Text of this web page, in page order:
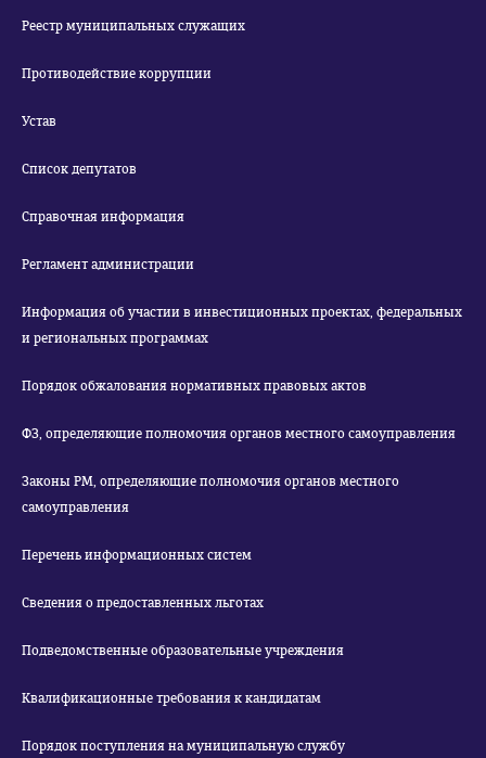
Реестр муниципальных служащих
Противодействие коррупции
Устав
Список депутатов
Справочная информация
Регламент администрации
Информация об участии в инвестиционных проектах, федеральных
и региональных программах
Порядок обжалования нормативных правовых актов
ФЗ, определяющие полномочия органов местного самоуправления
Законы РМ, определяющие полномочия органов местного
самоуправления
Перечень информационных систем
Сведения о предоставленных льготах
Подведомственные образовательные учреждения
Квалификационные требования к кандидатам
Порядок поступления на муниципальную службу